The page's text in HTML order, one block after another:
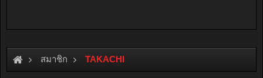
สมาชิก TAKACHI